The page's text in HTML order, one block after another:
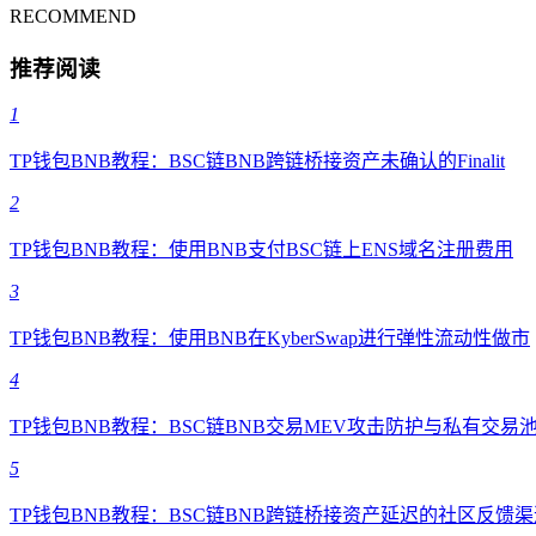
RECOMMEND
推荐阅读
1
TP钱包BNB教程：BSC链BNB跨链桥接资产未确认的Finalit
2
TP钱包BNB教程：使用BNB支付BSC链上ENS域名注册费用
3
TP钱包BNB教程：使用BNB在KyberSwap进行弹性流动性做市
4
TP钱包BNB教程：BSC链BNB交易MEV攻击防护与私有交易
5
TP钱包BNB教程：BSC链BNB跨链桥接资产延迟的社区反馈